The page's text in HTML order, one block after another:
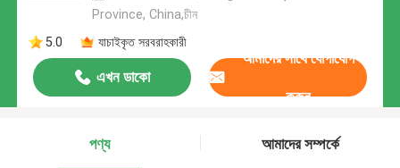
Province, China,চীন
5.0
যাচাইকৃত সরবরাহকারী
এখন ডাকো
আমাদের সাথে যোগাযোগ
করুন
পণ্য আমাদের সম্পর্কে